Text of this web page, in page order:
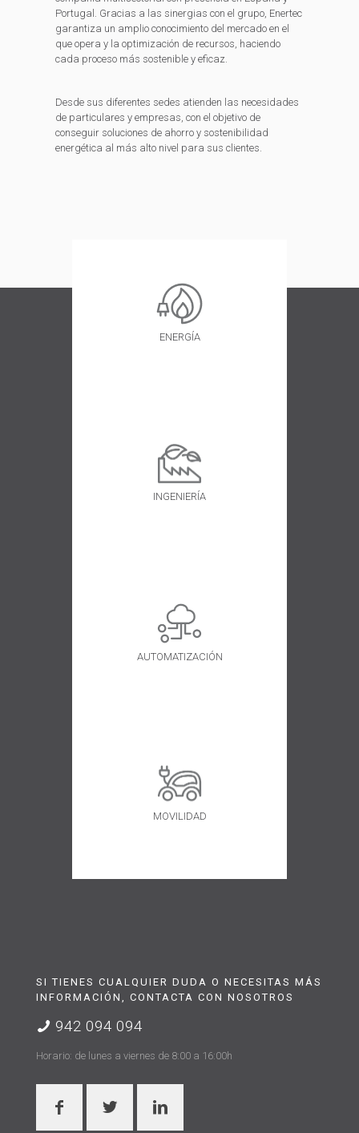
Portugal. Gracias a las sinergias con el grupo, Enertec
garantiza un amplio conocimiento del mercado en el
que opera y la optimización de recursos, haciendo
cada proceso más sostenible y eficaz.
Desde sus diferentes sedes atienden las necesidades
de particulares y empresas, con el objetivo de
conseguir soluciones de ahorro y sostenibilidad
energética al más alto nivel para sus clientes.
ENERGÍA
INGENIERÍA
AUTOMATIZACIÓN
MOVILIDAD
SI TIENES CUALQUIER DUDA O NECESITAS MÁS
INFORMACIÓN, CONTACTA CON NOSOTROS
942 094 094
Horario: de lunes a viernes de 8:00 a 16:00h